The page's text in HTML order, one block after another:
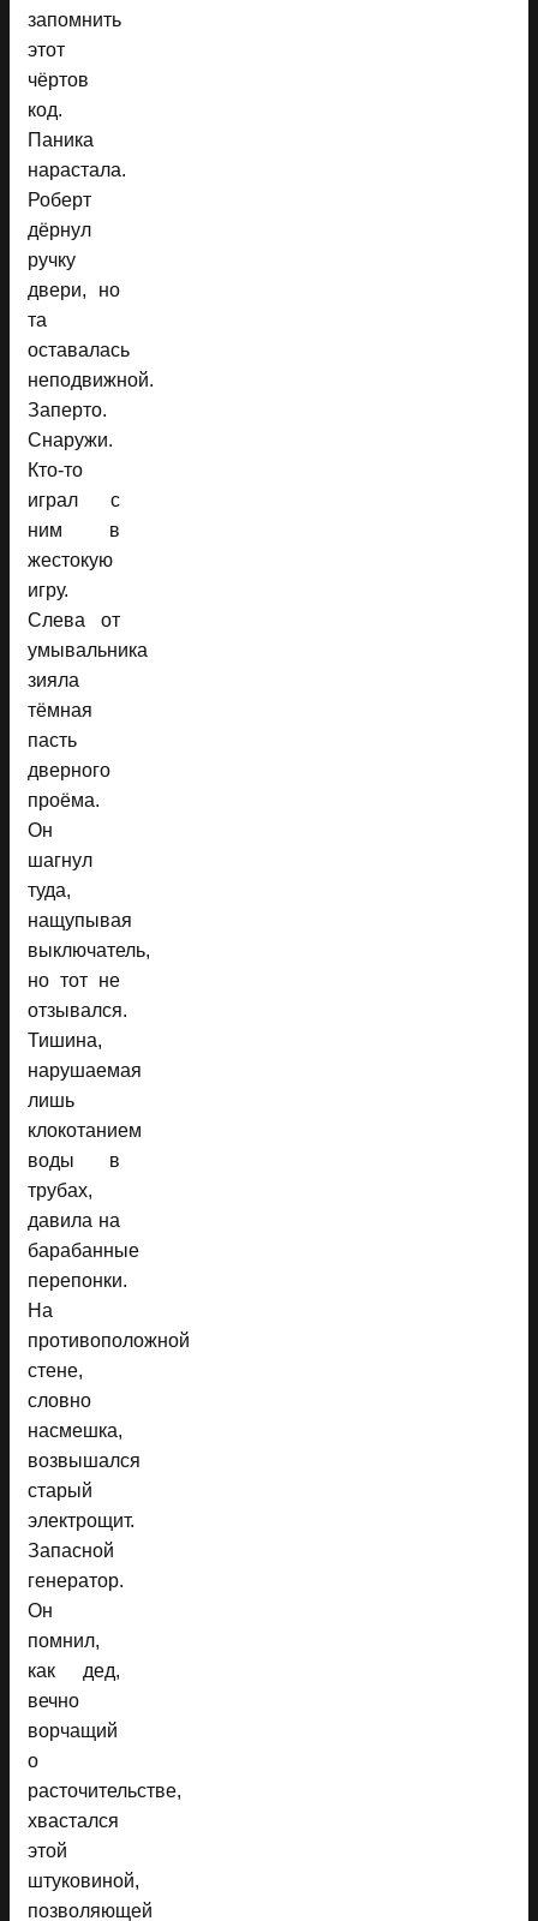
запомнить
этот
чёртов
код.
Паника
нарастала.
Роберт
дёрнул
ручку
двери, но
та
оставалась
неподвижной.
Заперто.
Снаружи.
Кто-то
играл с
ним в
жестокую
игру.
Слева от
умывальника
зияла
тёмная
пасть
дверного
проёма.
Он
шагнул
туда,
нащупывая
выключатель,
но тот не
отзывался.
Тишина,
нарушаемая
лишь
клокотанием
воды в
трубах,
давила на
барабанные
перепонки.
На
противоположной
стене,
словно
насмешка,
возвышался
старый
электрощит.
Запасной
генератор.
Он
помнил,
как дед,
вечно
ворчащий
о
расточительстве,
хвастался
этой
штуковиной,
позволяющей